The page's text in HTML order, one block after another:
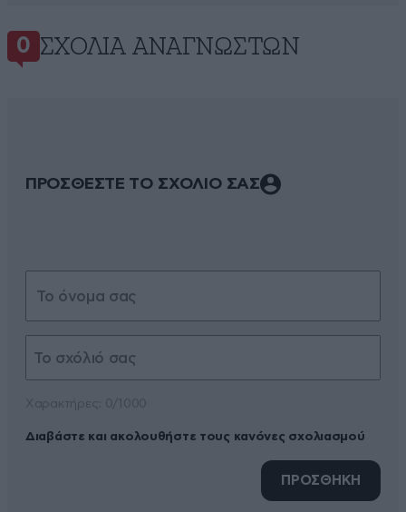
0 ΣΧΌΛΙΑ ΑΝΑΓΝΩΣΤΏΝ
ΠΡΟΣΘΕΣΤΕ ΤΟ ΣΧΟΛΙΟ ΣΑΣ
Διαβάστε και ακολουθήστε τους κανόνες σχολιασμού
ΠΡΟΣΘΗΚΗ